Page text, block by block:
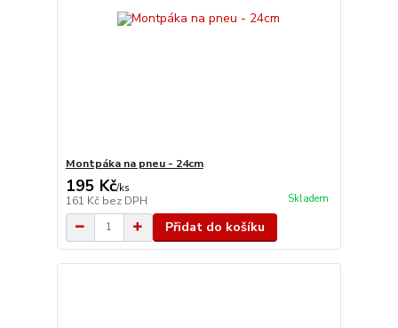
Montpáka na pneu - 24cm
195 Kč/ks
161 Kč bez DPH Skladem
Přidat do košíku